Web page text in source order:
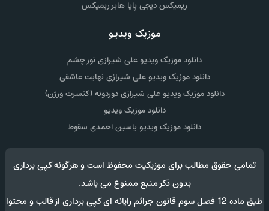
ریمیکس دیجی پایا هابر ریمیکس
موزیک ویدیو
دانلود موزیک ویدیو علی شیرازی نور چشم
دانلود موزیک ویدیو علی شیرازی نهایت عاشقی
دانلود موزیک ویدیو علی شیرازی دوردونه (کنسرت ورژن)
دانلود موزیک ویدیو
دانلود موزیک ویدیو یاسین احمدی سقوط
تمامی حقوق مطالب برای موزیکیت محفوظ است و هرگونه کپی برداری
بدون ذکر منبع ممنوع می باشد.
طبق ماده 12 فصل سوم قانون جرائم رایانه ای کپی برداری از قالب و محتوا